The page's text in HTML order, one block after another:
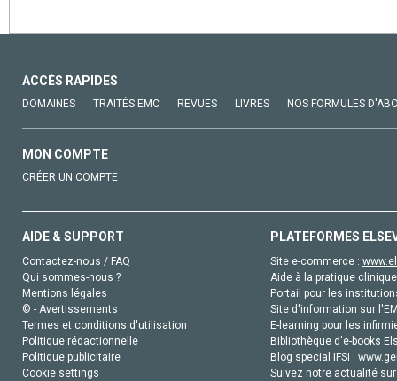
ACCÈS RAPIDES
DOMAINES TRAITÉS EMC REVUES LIVRES NOS FORMULES
MON COMPTE
CRÉER UN COMPTE
AIDE & SUPPORT
Contactez-nous / FAQ
Qui sommes-nous ?
Mentions légales
© - Avertissements
Termes et conditions d'utilisation
Politique rédactionnelle
Politique publicitaire
Cookie settings
PLATEFORMES
Site e-commerce :
Aide à la pratique
Portail pour les
Site d'information sur
E-learning pour les
Bibliothèque d'e-books
Blog special IFSI :
Suivez notre actualité